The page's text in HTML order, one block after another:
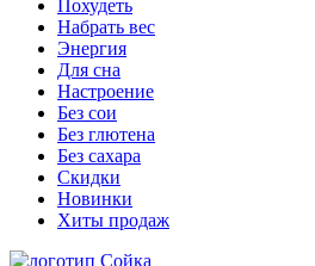
Похудеть
Набрать вес
Энергия
Для сна
Настроение
Без сои
Без глютена
Без сахара
Скидки
Новинки
Хиты продаж